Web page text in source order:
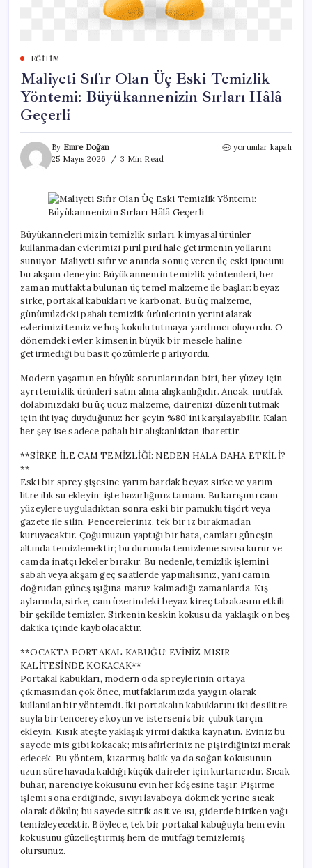
EĞITIM
Maliyeti Sıfır Olan Üç Eski Temizlik
Yöntemi: Büyükannenizin Sırları Hâlâ
Geçerli
By Emre Doğan
25 Mayıs 2026
3 Min Read
Maliyeti
Eski
Temizlik
Büyükannenizin
Sırları
Hâlâ
Geçerli
için
yorumlar kapalı
Büyükannelerimizin temizlik sırları, kimyasal ürünler
kullanmadan evlerimizi pırıl pırıl hale getirmenin yollarını
sunuyor. Maliyeti sıfır ve anında sonuç veren üç eski ipucunu
bu akşam deneyin: Büyükannemin temizlik yöntemleri, her
zaman mutfakta bulunan üç temel malzeme ile başlar: beyaz
sirke, portakal kabukları ve karbonat. Bu üç malzeme,
günümüzdeki pahalı temizlik ürünlerinin yerini alarak
evlerimizi temiz ve hoş kokulu tutmaya yardımcı oluyordu. O
dönemdeki evler, kimsenin büyük bir mesele haline
getirmediği bu basit çözümlerle parlıyordu.
Modern yaşamın en büyük sorunlarından biri, her yüzey için
ayrı temizlik ürünleri satın alma alışkanlığıdır. Ancak, mutfak
dolabınızdaki bu üç ucuz malzeme, dairenizi düzenli tutmak
için ihtiyaç duyduğunuz her şeyin %80’ini karşılayabilir. Kalan
her şey ise sadece pahalı bir alışkanlıktan ibarettir.
**SİRKE İLE CAM TEMİZLİĞİ: NEDEN HALA DAHA ETKİLİ?
**
Eski bir sprey şişesine yarım bardak beyaz sirke ve yarım
litre ılık su ekleyin; işte hazırlığınız tamam. Bu karışımı cam
yüzeylere uyguladıktan sonra eski bir pamuklu tişört veya
gazete ile silin. Pencereleriniz, tek bir iz bırakmadan
kuruyacaktır. Çoğumuzun yaptığı bir hata, camları güneşin
altında temizlemektir; bu durumda temizleme sıvısı kurur ve
camda inatçı lekeler bırakır. Bu nedenle, temizlik işlemini
sabah veya akşam geç saatlerde yapmalısınız, yani camın
doğrudan güneş ışığına maruz kalmadığı zamanlarda. Kış
aylarında, sirke, cam üzerindeki beyaz kireç tabakasını etkili
bir şekilde temizler. Sirkenin keskin kokusu da yaklaşık on beş
dakika içinde kaybolacaktır.
**OCAKTA PORTAKAL KABUĞU: EVİNİZ MISIR
KALİTESİNDE KOKACAK**
Portakal kabukları, modern oda spreylerinin ortaya
çıkmasından çok önce, mutfaklarımızda yaygın olarak
kullanılan bir yöntemdi. İki portakalın kabuklarını iki desilitre
suyla bir tencereye koyun ve isterseniz bir çubuk tarçın
ekleyin. Kısık ateşte yaklaşık yirmi dakika kaynatın. Eviniz bu
sayede mis gibi kokacak; misafirleriniz ne pişirdiğinizi merak
edecek. Bu yöntem, kızarmış balık ya da soğan kokusunun
uzun süre havada kaldığı küçük daireler için kurtarıcıdır. Sıcak
buhar, narenciye kokusunu evin her köşesine taşır. Pişirme
işlemi sona erdiğinde, sıvıyı lavaboya dökmek yerine sıcak
olarak dökün; bu sayede sitrik asit ve ısı, giderde biriken yağı
temizleyecektir. Böylece, tek bir portakal kabuğuyla hem evin
kokusunu güzelleştirmiş hem de mutfağı temizlemiş
olursunuz.